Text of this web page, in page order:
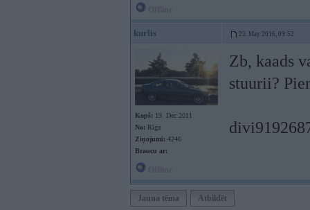
kurlis 23. May 2016, 09:52
Kopš: 19. Dec 2011
No: Rīga
Ziņojumi: 4246
Braucu ar:
Zb, kaads
stuurii?
Jauna tēma Atbildēt